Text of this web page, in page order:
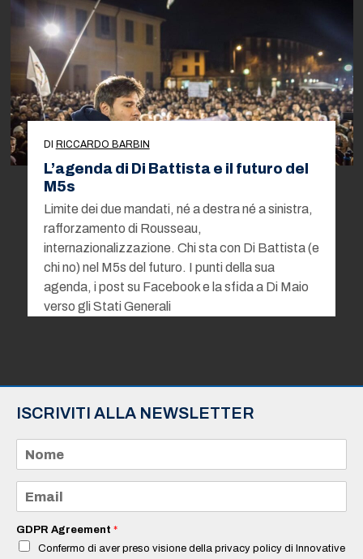
DI RICCARDO BARBIN
L’agenda di Di Battista e il futuro del
M5s
Limite dei due mandati, né a destra né a sinistra,
rafforzamento di Rousseau,
internazionalizzazione. Chi sta con Di Battista (e
chi no) nel M5s del futuro. I punti della sua
agenda, i post su Facebook e la sfida a Di Maio
verso gli Stati Generali
ISCRIVITI ALLA NEWSLETTER
m
e
a
i
*
GDPR Agreement *
Confermo di aver preso visione della privacy policy di Innovative